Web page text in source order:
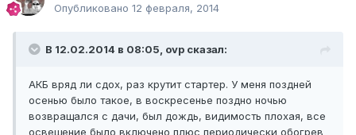
Опубликовано 12 февраля, 2014
В 12.02.2014 в 08:05, ovp сказал:
АКБ вряд ли сдох, раз крутит стартер. У меня поздней
осенью было такое, в воскресенье поздно ночью
возвращался с дачи, был дождь, видимость плохая, все
освещение было включено плюс периодически обогрев